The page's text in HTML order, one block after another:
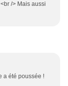
/> Mais aussi
a été poussée !